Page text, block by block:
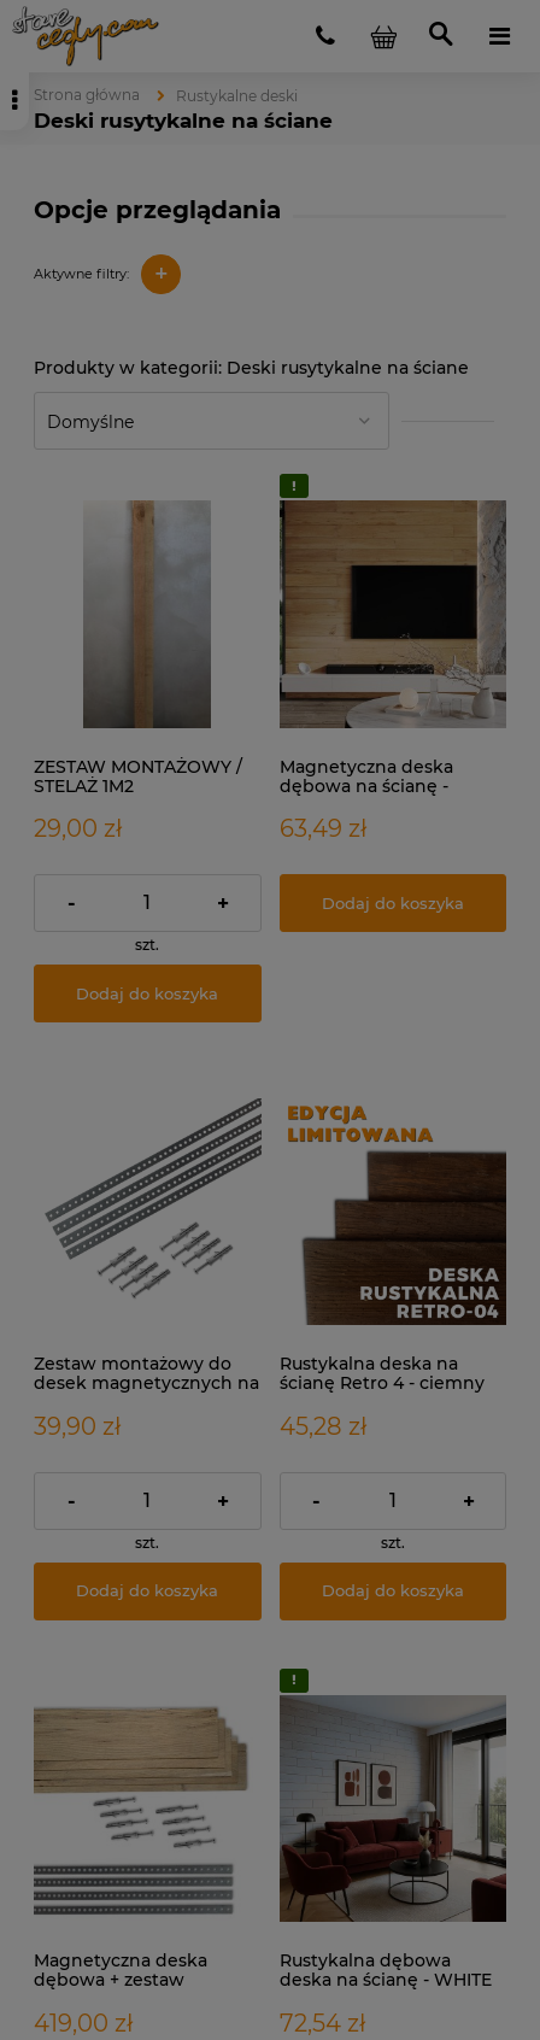
Strona główna Rustykalne deski
Deski rusytykalne na ściane
Opcje przeglądania
Aktywne filtry: +
Deski rusytykalne na ściane
ZESTAW MONTAŻOWY /
STELAŻ 1M2
29,00 zł
- +
szt.
Dodaj do koszyka
Magnetyczna deska
dębowa na ścianę -
63,49 zł
Dodaj do koszyka
Zestaw montażowy do
desek magnetycznych na
39,90 zł
- +
szt.
Dodaj do koszyka
Rustykalna deska na
ścianę Retro 4 - ciemny
45,28 zł
- +
szt.
Dodaj do koszyka
Magnetyczna deska
dębowa + zestaw
419,00 zł
Rustykalna dębowa
deska na ścianę - WHITE
72,54 zł